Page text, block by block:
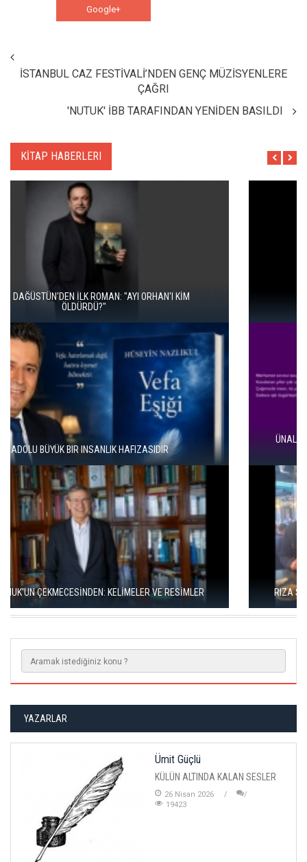
Google+
İSTANBUL CAZ FESTİVALİ’NDEN GENÇ MÜZİSYENLERE
ÇAĞRI
'NUTUK' İBB TARAFINDAN YENİDEN BASILDI
KİTAP HABERLERI
İKİ KİTAP VE BİTMEYEN BİR ENERJİ
ÜNAL ERSÖZLÜ’NÜN YENİ ŞİİR KİTABI “BÖĞÜRTLEN ÖPÜCÜĞÜ”
YAYIMLANDI
RIZA SÖNMEZ: ‘ANADOLU, SANILDIĞINDAN ÇOK DAHA VEGAN"
YAZARLAR
Ümit Güçlü
KÜLÜN ALTINDA KALAN SESLER
26 Nisan 2026
19423